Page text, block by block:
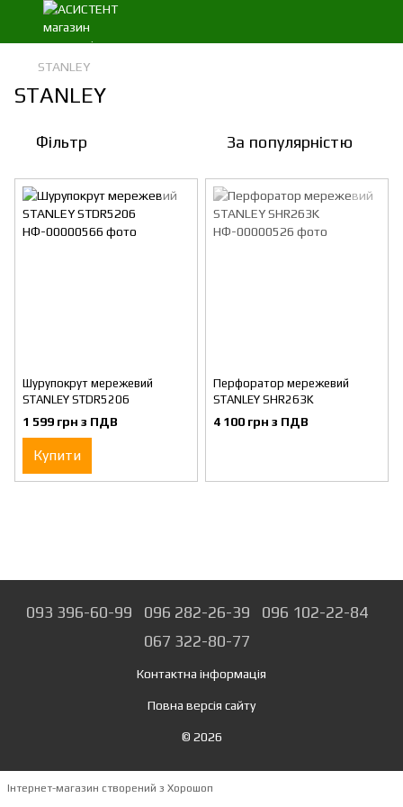
STANLEY
STANLEY
Фільтр За популярністю
Шурупокрут мережевий
STANLEY STDR5206
1 599 грн з ПДВ
Купити
Перфоратор мережевий
STANLEY SHR263K
4 100 грн з ПДВ
093 396-60-99 096 282-26-39
096 102-22-84
067 322-80-77
Контактна інформація
Повна версія сайту
© 2026
Інтернет-магазин створений з Хорошоп